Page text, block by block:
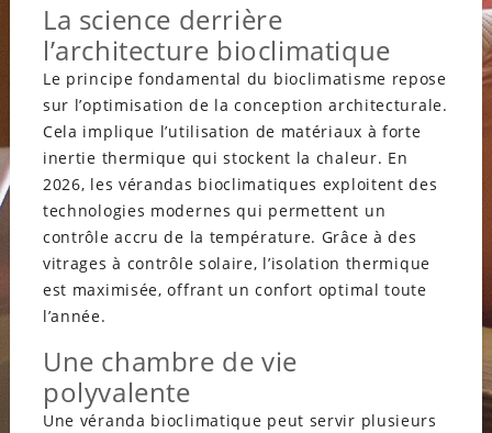
La science derrière
l’architecture bioclimatique
Le principe fondamental du bioclimatisme repose
sur l’optimisation de la conception architecturale.
Cela implique l’utilisation de matériaux à forte
inertie thermique qui stockent la chaleur. En
2026, les vérandas bioclimatiques exploitent des
technologies modernes qui permettent un
contrôle accru de la température. Grâce à des
vitrages à contrôle solaire, l’isolation thermique
est maximisée, offrant un confort optimal toute
l’année.
Une chambre de vie
polyvalente
Une véranda bioclimatique peut servir plusieurs